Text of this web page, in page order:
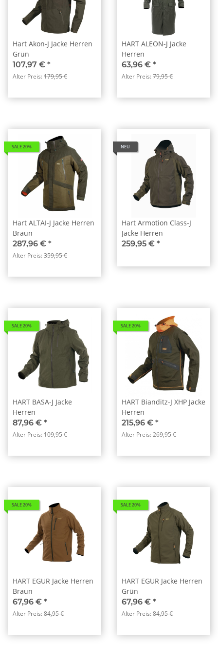
Hart Akon-J Jacke Herren
Grün
107,97 € *
Alter Preis:179,95 €
HART ALEON-J Jacke
Herren
63,96 € *
Alter Preis:79,95 €
SALE 20%
Hart ALTAI-J Jacke Herren
Braun
287,96 € *
Alter Preis:359,95 €
NEU
Hart Armotion Class-J
Jacke Herren
259,95 € *
SALE 20%
HART BASA-J Jacke
Herren
87,96 € *
Alter Preis:109,95 €
SALE 20%
HART Bianditz-J XHP Jacke
Herren
215,96 € *
Alter Preis:269,95 €
SALE 20%
HART EGUR Jacke Herren
Braun
67,96 € *
Alter Preis:84,95 €
SALE 20%
HART EGUR Jacke Herren
Grün
67,96 € *
Alter Preis:84,95 €